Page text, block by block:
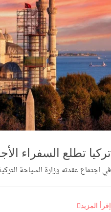
تركيا تطلع السفراء
في اجتماع عقدته وزارة السياحة
إقرأ المزيد
MT011
يبدأ من46,000/ دولار أمريكي